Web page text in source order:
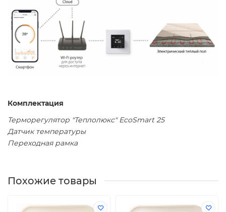
Комплектация
Терморегулятор "Теплолюкс" EcoSmart 25
Датчик температуры
Переходная рамка
Похожие товары